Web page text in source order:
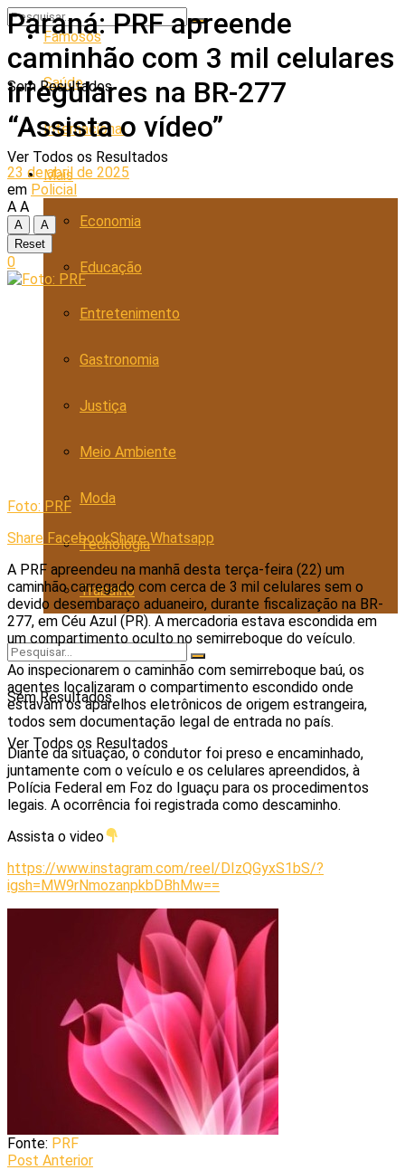
Famosos
Saúde
Internacional
Mais
Economia
Educação
Entretenimento
Gastronomia
Justiça
Meio Ambiente
Moda
Tecnologia
Trabalho
Sem Resultados
Ver Todos os Resultados
Sem Resultados
Ver Todos os Resultados
Paraná: PRF apreende
caminhão com 3 mil celulares
irregulares na BR-277
“Assista o vídeo”
23 de abril de 2025
em Policial
A A
A
A
Reset
0
Foto: PRF
Share FacebookShare Whatsapp
A PRF apreendeu na manhã desta terça-feira (22) um
caminhão carregado com cerca de 3 mil celulares sem o
devido desembaraço aduaneiro, durante fiscalização na BR-
277, em Céu Azul (PR). A mercadoria estava escondida em
um compartimento oculto no semirreboque do veículo.
Ao inspecionarem o caminhão com semirreboque baú, os
agentes localizaram o compartimento escondido onde
estavam os aparelhos eletrônicos de origem estrangeira,
todos sem documentação legal de entrada no país.
Diante da situação, o condutor foi preso e encaminhado,
juntamente com o veículo e os celulares apreendidos, à
Polícia Federal em Foz do Iguaçu para os procedimentos
legais. A ocorrência foi registrada como descaminho.
Assista o video
https://www.instagram.com/reel/DIzQGyxS1bS/?
igsh=MW9rNmozanpkbDBhMw==
Fonte: PRF
Post Anterior